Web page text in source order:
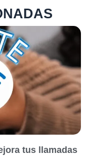
tus llamadas